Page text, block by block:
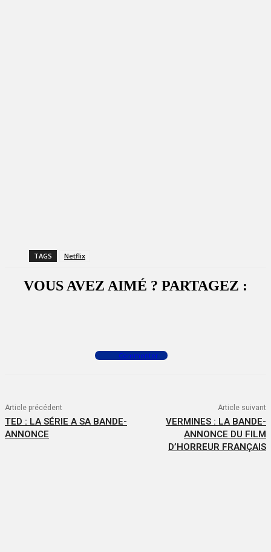
TAGS Netflix
VOUS AVEZ AIMÉ ? PARTAGEZ :
Commenter
Article précédent
TED : LA SÉRIE A SA BANDE-
ANNONCE
Article suivant
VERMINES : LA BANDE-
ANNONCE DU FILM
D’HORREUR FRANÇAIS